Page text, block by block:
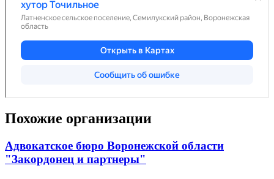
Похожие организации
Адвокатское бюро Воронежской области
"Закордонец и партнеры"